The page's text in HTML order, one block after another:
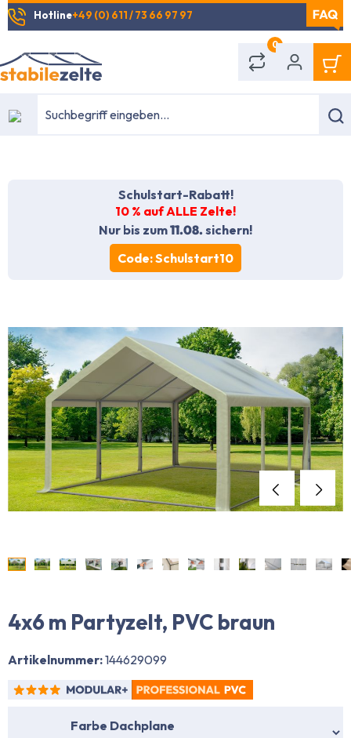
springen
Hotline+49 (0) 611 / 73 66 97 97
0
Schulstart-Rabatt!
10 % auf ALLE Zelte!
Nur bis zum11.08.sichern!
Code: Schulstart10
4x6 m Partyzelt, PVC braun
Artikelnummer:144629099
Farbe Dachplane